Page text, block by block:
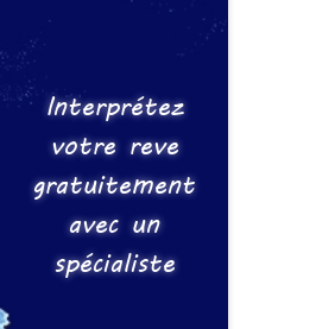
Interprétez
votre reve
gratuitement
avec un
spécialiste